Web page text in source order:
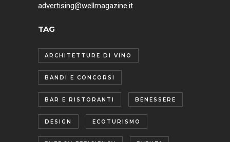
advertising@wellmagazine.it
TAG
ARCHITETTURE DI VINO
BANDI E CONCORSI
BAR E RISTORANTI BENESSERE
DESIGN ECOTURISMO